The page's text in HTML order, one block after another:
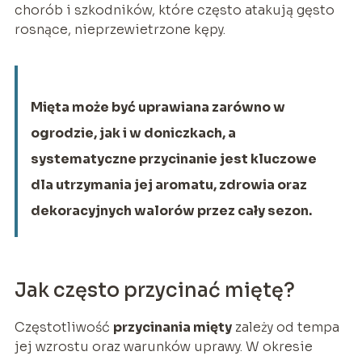
chorób i szkodników, które często atakują gęsto
rosnące, nieprzewietrzone kępy.
Mięta może być uprawiana zarówno w
ogrodzie, jak i w doniczkach, a
systematyczne przycinanie jest kluczowe
dla utrzymania jej aromatu, zdrowia oraz
dekoracyjnych walorów przez cały sezon.
Jak często przycinać miętę?
Częstotliwość przycinania miętyzależy od tempa
jej wzrostu oraz warunków uprawy. W okresie